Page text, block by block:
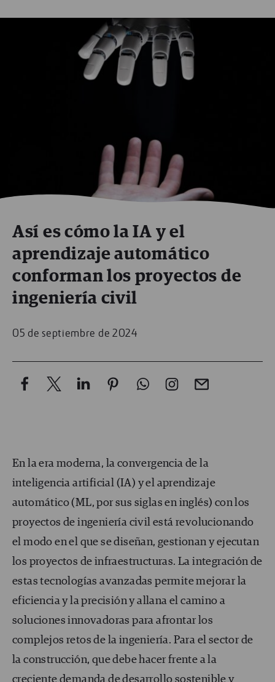
Así es cómo la IA y el
aprendizaje automático
conforman los proyectos de
ingeniería civil
05 de septiembre de 2024
En la era moderna, la convergencia de la
inteligencia artificial (IA) y el aprendizaje
automático (ML, por sus siglas en inglés) con los
proyectos de ingeniería civil está revolucionando
el modo en el que se diseñan, gestionan y ejecutan
los proyectos de infraestructuras. La integración de
estas tecnologías avanzadas permite mejorar la
eficiencia y la precisión y allana el camino a
soluciones innovadoras para afrontar los
complejos retos de la ingeniería. Para el sector de
la construcción, que debe hacer frente a la
creciente demanda de desarrollo sostenible y